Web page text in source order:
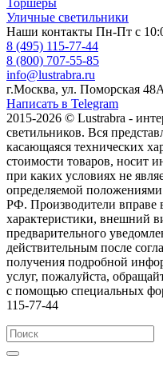
Торшеры
Уличные светильники
Наши контакты Пн-Пт с
8 (495) 115-77-44
8 (800) 707-55-85
info@lustrabra.ru
г.Москва, ул. Поморская
Написать в Telegram
2015-2026 © Lustrabra -
светильников. Вся
касающаяся технических
стоимости товаров, носит
при каких условиях не
определяемой положениями
РФ. Производители вправе
характеристики, внешний
предварительного
действительным после
получения подробной
услуг, пожалуйста,
с помощью специальных
115-77-44